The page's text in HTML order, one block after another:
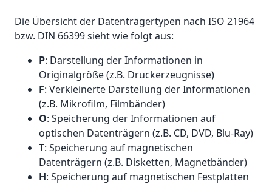
Die Übersicht der Datenträgertypen nach ISO 21964
bzw. DIN 66399 sieht wie folgt aus:
P: Darstellung der Informationen in
Originalgröße (z.B. Druckerzeugnisse)
F: Verkleinerte Darstellung der Informationen
(z.B. Mikrofilm, Filmbänder)
O: Speicherung der Informationen auf
optischen Datenträgern (z.B. CD, DVD, Blu-Ray)
T: Speicherung auf magnetischen
Datenträgern (z.B. Disketten, Magnetbänder)
H: Speicherung auf magnetischen Festplatten